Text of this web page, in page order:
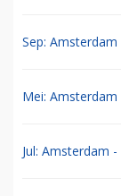
Sep:
Mei:
Jul: Amsterdam